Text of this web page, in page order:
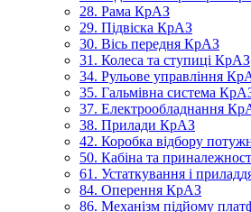
28. Рама КрАЗ
29. Підвіска КрАЗ
30. Вісь передня КрАЗ
31. Колеса та ступиці КрАЗ
34. Рульове управління
35. Гальмівна система
37. Електрообладнання
38. Прилади КрАЗ
42. Коробка відбору
50. Кабіна та
61. Устаткування і
84. Оперення КрАЗ
86. Механізм підйому